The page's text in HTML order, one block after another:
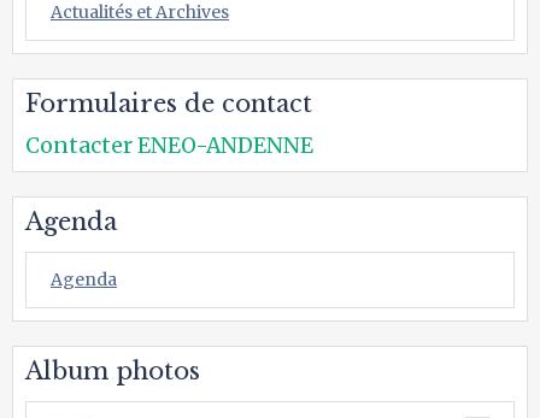
Actualités et Archives
Formulaires de contact
Contacter ENEO-ANDENNE
Agenda
Agenda
Album photos